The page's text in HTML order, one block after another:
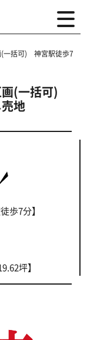
括可) 神宮駅徒歩7
(一括可)
地
歩7分】
坪】